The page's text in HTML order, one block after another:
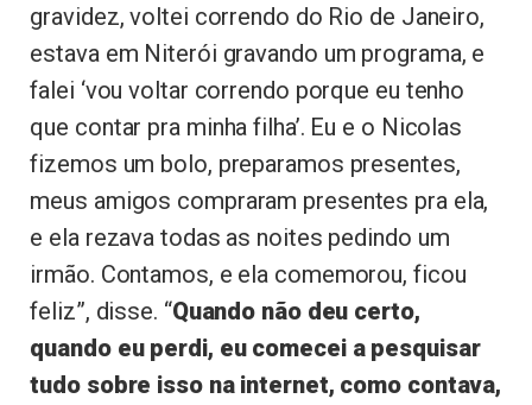
gravidez, voltei correndo do Rio de Janeiro,
estava em Niterói gravando um programa, e
falei ‘vou voltar correndo porque eu tenho
que contar pra minha filha’. Eu e o Nicolas
fizemos um bolo, preparamos presentes,
meus amigos compraram presentes pra ela,
e ela rezava todas as noites pedindo um
irmão. Contamos, e ela comemorou, ficou
feliz”, disse. “Quando não deu certo,
quando eu perdi, eu comecei a pesquisar
tudo sobre isso na internet, como contava,